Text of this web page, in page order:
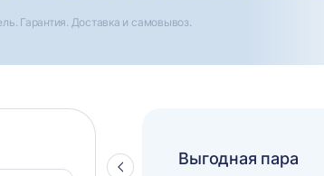
Гарантия. Доставка и самовывоз.
Стрелка
паллетоупаковщик
2000
Выгодная пара